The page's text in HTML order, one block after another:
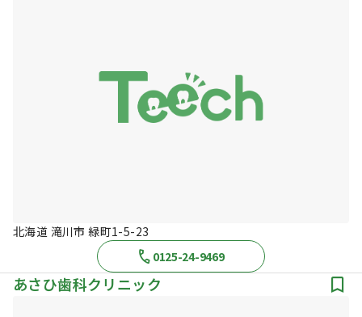
北海道 滝川市 緑町1-5-23
0125-24-9469
あさひ歯科クリニック